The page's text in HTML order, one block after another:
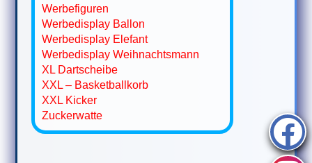
Werbefiguren
Werbedisplay Ballon
Werbedisplay Elefant
Werbedisplay Weihnachtsmann
XL Dartscheibe
XXL – Basketballkorb
XXL Kicker
Zuckerwatte